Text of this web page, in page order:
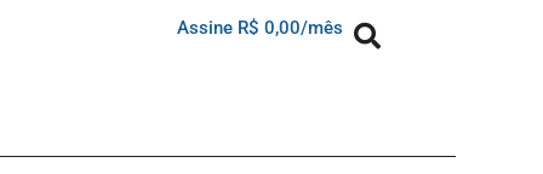
Assine R$ 0,00/mês